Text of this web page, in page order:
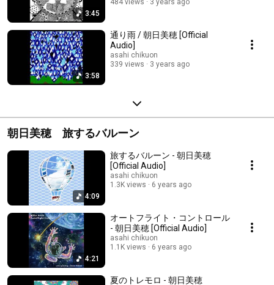
3:45
3:58
通り雨 / 朝日美穂 [Official
Audio]
asahi chikuon
339 views
3 years ago
朝日美穂 旅するバルーン
4:09
旅するバルーン - 朝日美穂
[Official Audio]
asahi chikuon
1.3K views
6 years ago
4:21
オートフライト・コントロール
- 朝日美穂 [Official Audio]
asahi chikuon
1.1K views
6 years ago
夏のトレモロ - 朝日美穂